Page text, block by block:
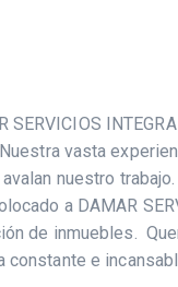
SERVICIOS
Nuestra vasta
nuestro
a DAMAR
de inmuebles.
constante e